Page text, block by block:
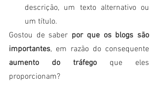
descrição, um texto alternativo ou
um título.
Gostou de saber por que os blogs são
importantes
aumento do tráfego que eles
proporcionam?